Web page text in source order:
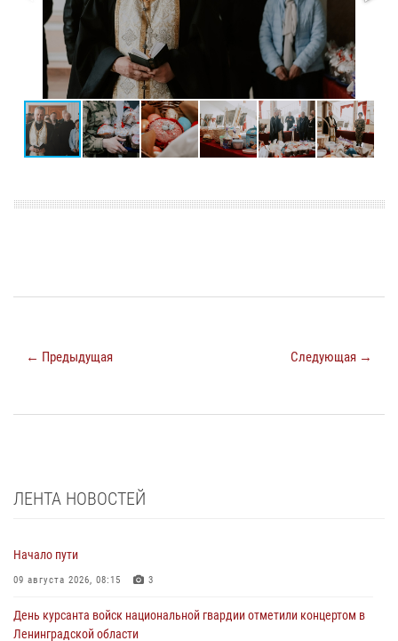
← Предыдущая Следующая →
ЛЕНТА НОВОСТЕЙ
Начало пути
09 августа 2026, 08:15 3
День курсанта войск национальной гвардии отметили концертом в
Ленинградской области